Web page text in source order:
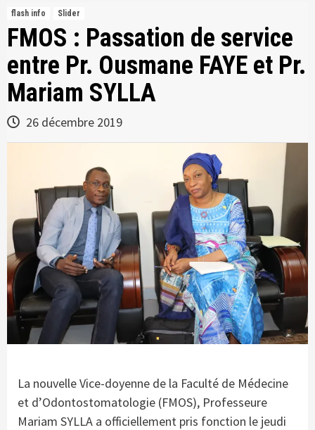
flash info Slider
FMOS : Passation de service
entre Pr. Ousmane FAYE et Pr.
Mariam SYLLA
26 décembre 2019
La nouvelle Vice-doyenne de la Faculté de Médecine
et d’Odontostomatologie (FMOS), Professeure
Mariam SYLLA a officiellement pris fonction le jeudi